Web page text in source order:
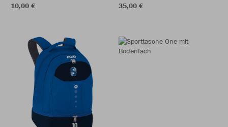
10,00 €
35,00 €